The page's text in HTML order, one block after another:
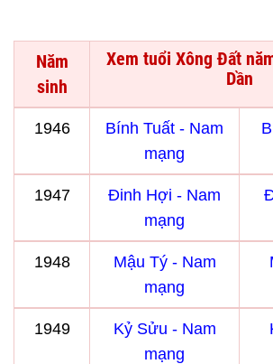
Năm
sinh
Xem tuổi Xông Đất
Dần
1946
Bính Tuất - Nam
mạng
1947
Đinh Hợi - Nam
mạng
1948
Mậu Tý - Nam
mạng
1949
Kỷ Sửu - Nam
mạng